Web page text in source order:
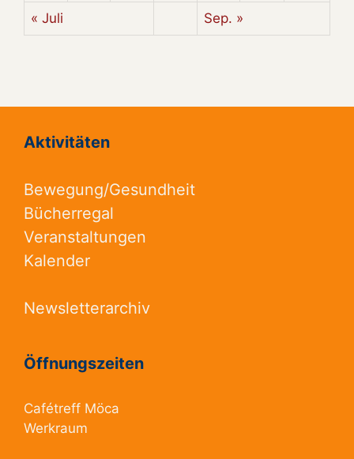
« Juli Sep. »
Aktivitäten
Bewegung/Gesundheit
Bücherregal
Veranstaltungen
Kalender
Newsletterarchiv
Öffnungszeiten
Cafétreff Möca
Werkraum